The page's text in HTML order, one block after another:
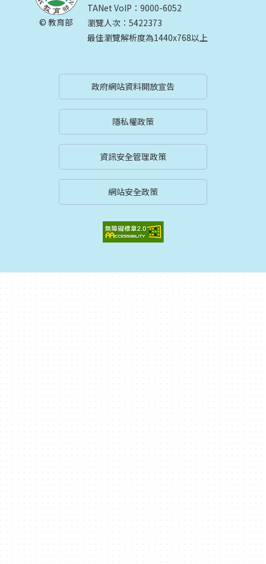
© 教育部
TANet VoIP：9000-6052
瀏覽人次：5422373
最佳瀏覽解析度為1440x768以上
政府網站資料開放宣告
隱私權政策
資訊安全管理政策
網站安全政策